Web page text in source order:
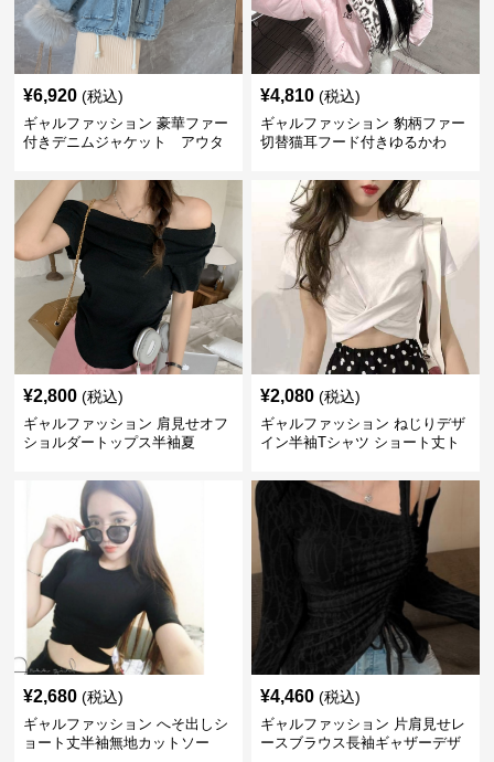
¥6,920 (税込)
ギャルファッション 豪華ファー
付きデニムジャケット アウタ
¥4,810 (税込)
ギャルファッション 豹柄ファー
切替猫耳フード付きゆるかわ
¥2,800 (税込)
ギャルファッション 肩見せオフ
ショルダートップス半袖夏
¥2,080 (税込)
ギャルファッション ねじりデザ
イン半袖Tシャツ ショート丈ト
¥2,680 (税込)
ギャルファッション へそ出しシ
ョート丈半袖無地カットソー
¥4,460 (税込)
ギャルファッション 片肩見せレ
ースブラウス長袖ギャザーデザ